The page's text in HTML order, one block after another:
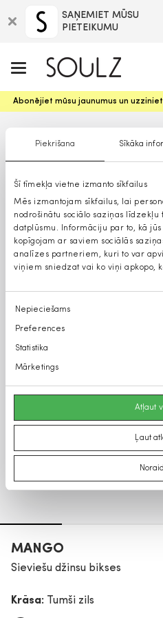
Piekrišana Sīkāka
Šī tīmekļa vietne izmanto sīkfailus
Mēs izmantojam sīkfailus, lai
nodrošinātu sociālo saziņas
datplūsmu. Informāciju par to, kā
kopīgojam ar saviem sociālās
analīzes partneriem, kuri to var
viņiem sniedzat vai ko viņi apkopo,
Piekrišanas
izvēle
Nepieciešams
Preferences
Statistika
Mārketings
Atļaut
Ļaut
SAŅEMIET MŪSU
PIETEIKUMU
Abonējiet mūsu jaunumus un
MANGO
Sieviešu džinsu bikses
Krāsa: Tumši zils